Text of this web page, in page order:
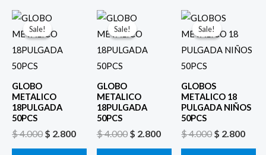
Sale!
Sale!
GLOBO
METALICO
18PULGADA
50PCS
$4.000
El
precio
original
era:
$ 2.800
actual
$ 2.800.
Sale!
Sale!
GLOBO
METALICO
18PULGADA
50PCS
$4.000
El
precio
original
era:
$ 2.800
actual
$ 2.800.
Sale!
Sale!
GLOBOS
METALICO 18
PULGADA NIÑOS
50PCS
$4.000
El
precio
original
era:
$ 2.800
es: